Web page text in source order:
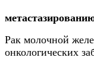
Рак молочной
онкологических